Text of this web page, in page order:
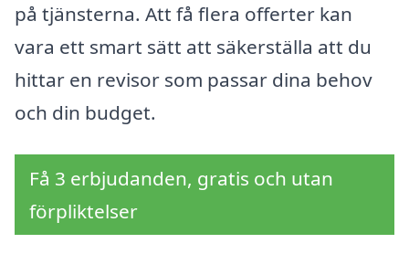
på tjänsterna. Att få flera offerter kan
vara ett smart sätt att säkerställa att du
hittar en revisor som passar dina behov
och din budget.
Få 3 erbjudanden, gratis och utan
förpliktelser